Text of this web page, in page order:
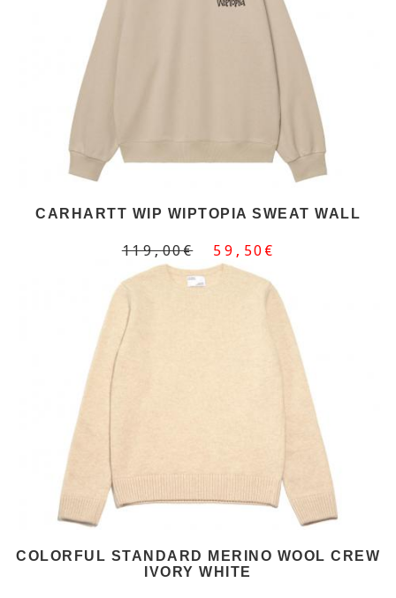
CARHARTT WIP WIPTOPIA SWEAT WALL
119,00€ 59,50€
COLORFUL STANDARD MERINO WOOL CREW
IVORY WHITE